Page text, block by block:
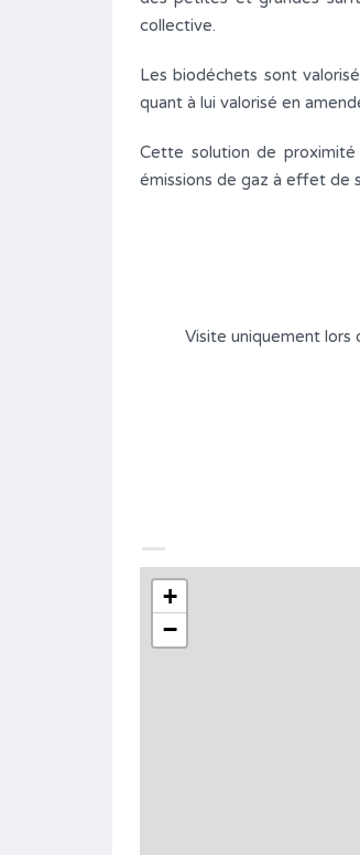
collective.
Les biodéchets sont
quant à lui valorisé en
Cette solution de proximité
émissions de gaz à effet de
Visite uniquement lors
+
−